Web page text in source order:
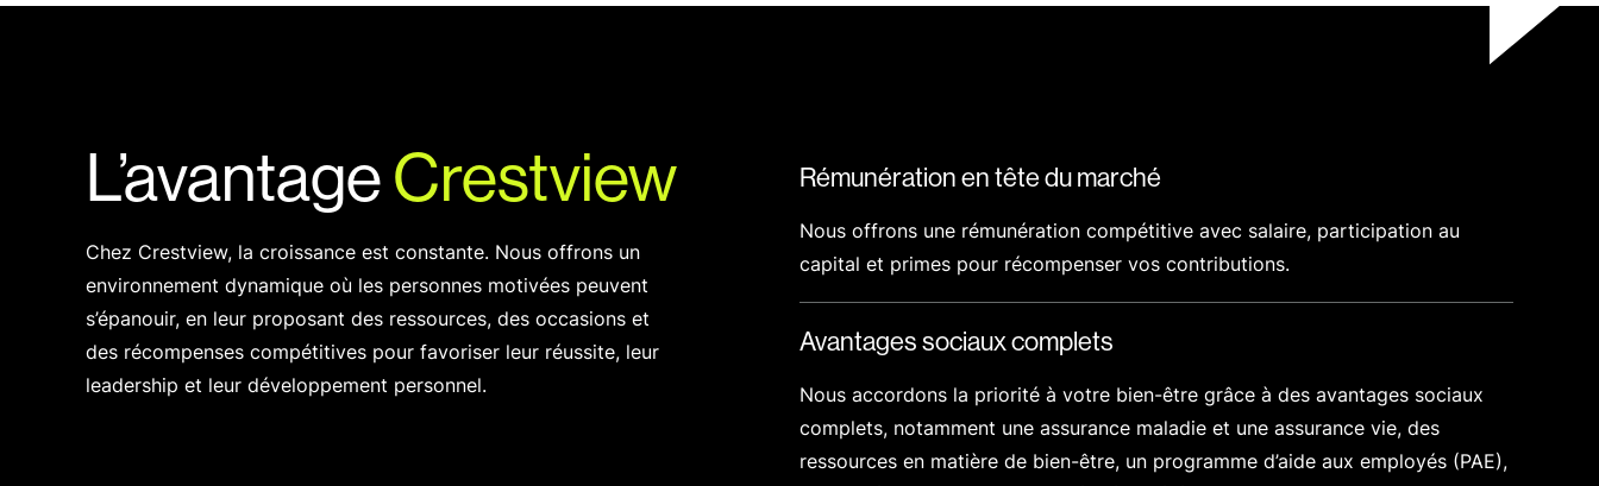
L’avantageCrestview
Chez Crestview, la croissance est constante. Nous offrons un
environnement dynamique où les personnes motivées peuvent
s’épanouir, en leur proposant des ressources, des occasions et
des récompenses compétitives pour favoriser leur réussite, leur
leadership et leur développement personnel.
Rémunération en tête du marché
Nous offrons une rémunération compétitive avec salaire, participation au
capital et primes pour récompenser vos contributions.
Avantages sociaux complets
Nous accordons la priorité à votre bien-être grâce à des avantages sociaux
complets, notamment une assurance maladie et une assurance vie, des
ressources en matière de bien-être, un programme d’aide aux employés (PAE),